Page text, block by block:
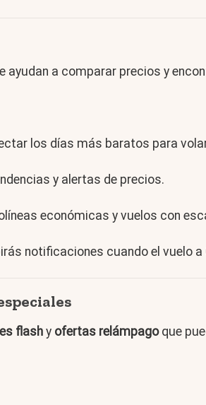
ayudan a comparar precios y
los días más baratos para
y alertas de precios.
económicas y vuelos con
notificaciones cuando el vuelo a
flashy ofertas relámpagoque